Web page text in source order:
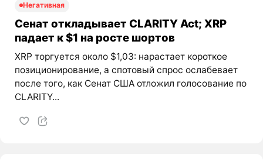
Негативная
Сенат откладывает CLARITY Act; XRP
падает к $1 на росте шортов
XRP торгуется около $1,03: нарастает короткое
позиционирование, а спотовый спрос ослабевает
после того, как Сенат США отложил голосование по
CLARITY...